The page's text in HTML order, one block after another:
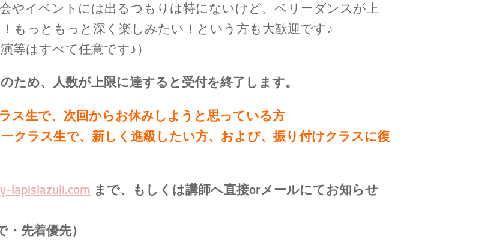
やイベントには出るつもりは特にないけど、 ベリーダンスが上
もっともっと深く楽しみたい！ という方も大歓迎です♪
等はすべて任意です♪）
ため、人数が上限に達すると受付を終了します。
ラス生で、次回からお休みしようと思っている方
クラス生で、新しく進級したい方、および、 振り付けクラスに復
lapislazuli.com まで、もしくは講師へ直接orメールにてお知らせ
・先着優先）